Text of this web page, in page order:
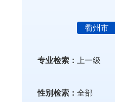
衢州市
专业检索： 上一级
性别检索： 全部